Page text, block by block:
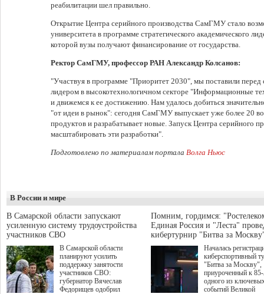
реабилитации шел правильно.
Открытие Центра серийного производства СамГМУ стало
университета в программе стратегического академического
которой вузы получают финансирование от государства.
Ректор СамГМУ, профессор РАН Александр Колсанов:
"Участвуя в программе "Приоритет 2030", мы поставили перед
лидером в высокотехнологичном секторе "Информационные
и движемся к ее достижению. Нам удалось добиться
"от идеи в рынок": сегодня СамГМУ выпускает уже более 20
продуктов и разрабатывает новые. Запуск Центра серийного
масштабировать эти разработки".
Подготовлено по материалам портала Волга Ньюс
В России и мире
В Самарской области запускают
усиленную систему трудоустройства
участников СВО
В Самарской области
планируют усилить
поддержку занятости
участников СВО:
губернатор Вячеслав
Федорищев одобрил
Помним, гордимся:
Единая Россия и "Леста"
кибертурнир "Битва за
Началась
киберспортивный
"Битва за Москву",
приуроченный к
одного из
событий Великой